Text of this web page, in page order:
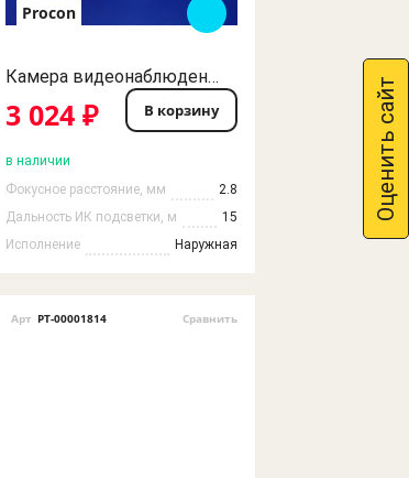
Procon
Камера видеонаблюдения 2MP AHD Procon 2.8 IR IP66 (Комплект из 2шт.)
3 024 ₽ В корзину
в наличии
Фокусное расстояние, мм
2.8
Дальность ИК подсветки, м
15
Исполнение
Наружная
Арт РТ-00001814 Сравнить
Оценить сайт